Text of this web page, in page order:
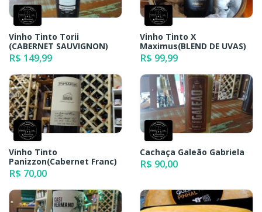
Vinho Tinto Torii
(CABERNET SAUVIGNON)
R$ 149,99
Vinho Tinto X
Maximus(BLEND DE UVAS)
R$ 99,99
Vinho Tinto
Panizzon(Cabernet Franc)
R$ 70,00
Cachaça Galeão Gabriela
R$ 90,00